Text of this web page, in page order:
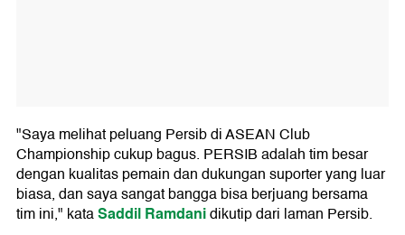
"Saya melihat peluang Persib di ASEAN Club
Championship cukup bagus. PERSIB adalah tim besar
dengan kualitas pemain dan dukungan suporter yang luar
biasa, dan saya sangat bangga bisa berjuang bersama
tim ini," kataSaddil Ramdanidikutip dari laman Persib.